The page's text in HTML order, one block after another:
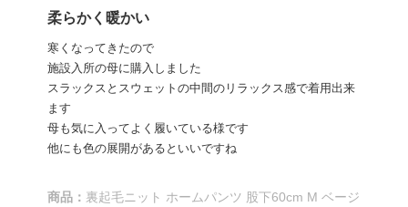
柔らかく暖かい
寒くなってきたので
施設入所の母に購入しました
スラックスとスウェットの中間のリラックス感で着用出来
ます
母も気に入ってよく履いている様です
他にも色の展開があるといいですね
商品： 裏起毛ニット ホームパンツ 股下60cm M ベージ